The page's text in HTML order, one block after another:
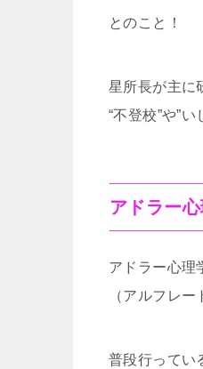
とのこと！
星所長が主に
“不登校”や”
アドラー
アドラー心理
（アルフレ
普段行ってい